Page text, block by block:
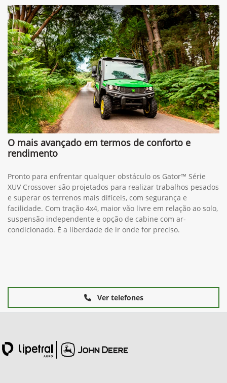
O mais avançado em termos de conforto e
rendimento
Pronto para enfrentar qualquer obstáculo os Gator™ Série
XUV Crossover são projetados para realizar trabalhos pesados
e superar os terrenos mais difíceis, com segurança e
facilidade. Com tração 4x4, maior vão livre em relação ao solo,
suspensão independente e opção de cabine com ar-
condicionado. É a liberdade de ir onde for preciso.
Ver telefones